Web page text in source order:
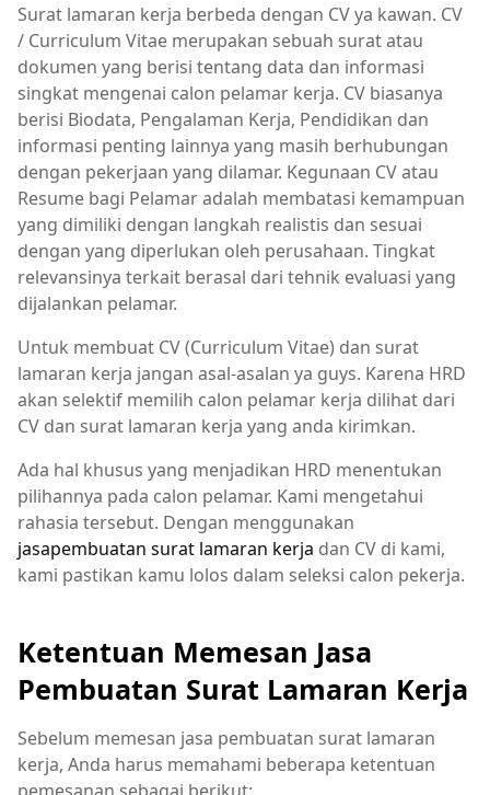
Surat lamaran kerja berbeda dengan CV ya kawan. CV
/ Curriculum Vitae merupakan sebuah surat atau
dokumen yang berisi tentang data dan informasi
singkat mengenai calon pelamar kerja. CV biasanya
berisi Biodata, Pengalaman Kerja, Pendidikan dan
informasi penting lainnya yang masih berhubungan
dengan pekerjaan yang dilamar. Kegunaan CV atau
Resume bagi Pelamar adalah membatasi kemampuan
yang dimiliki dengan langkah realistis dan sesuai
dengan yang diperlukan oleh perusahaan. Tingkat
relevansinya terkait berasal dari tehnik evaluasi yang
dijalankan pelamar.
Untuk membuat CV (Curriculum Vitae) dan surat
lamaran kerja jangan asal-asalan ya guys. Karena HRD
akan selektif memilih calon pelamar kerja dilihat dari
CV dan surat lamaran kerja yang anda kirimkan.
Ada hal khusus yang menjadikan HRD menentukan
pilihannya pada calon pelamar. Kami mengetahui
rahasia tersebut. Dengan menggunakan
jasapembuatan surat lamaran kerja dan CV di kami,
kami pastikan kamu lolos dalam seleksi calon pekerja.
Ketentuan Memesan Jasa
Pembuatan Surat Lamaran Kerja
Sebelum memesan jasa pembuatan surat lamaran
kerja, Anda harus memahami beberapa ketentuan